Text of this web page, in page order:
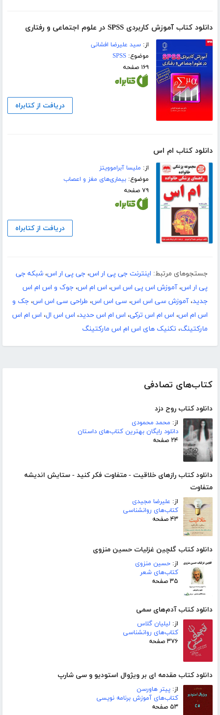
کتاب‌های تصادفی
دانلود کتاب روح دزد
از: محمد محمودی
دانلود رایگان بهترین کتاب‌های داستان
۲۴ صفحه
دانلود کتاب رازهای خلاقیت - متفاوت فکر کنید - ستایش اندیشه
متفاوت
از: علیرضا مجیدی
کتاب‌های روانشناسی
۴۳ صفحه
دانلود کتاب گلچین غزلیات حسین منزوی
از: حسین منزوی
کتاب‌های شعر
۳۵ صفحه
دانلود کتاب آدم‌های سمی
از: لیلیان گلاس
کتاب‌های روانشناسی
۳۷۶ صفحه
دانلود کتاب مقدمه ای بر ویژوال استودیو و سی شارپ
از: پیتر هاورسن
کتاب‌های آموزش برنامه نویسی
۵۳ صفحه
دانلود کتاب آموزش کاربردی SPSS در علوم اجتماعی و رفتاری
از:سید علیرضا افشانی
موضوع:SPSS
۱۶۹ صفحه
دریافت از کتابراه
دانلود کتاب ام اس
از: ملیسا آبراموویتز
موضوع:بیماری‌های مغز و اعصاب
۷۹ صفحه
دریافت از کتابراه
جستجوهای مرتبط: اینترنت جی پی ار اس، جی پی ار اس، شبکه جی
پی ار اس،آموزش اس پی اس اس، اس ام اس، جوک و اس ام اس
جدید،آموزش سی اس اس، سی اس اس، طراحی سی اس اس، جک و
اس ام اس، اس ام اس ترکی، اس ام اس حدید، اس اس ال، اس ام اس
مارکتینگ، تکنیک های اس ام اس مارکتینگ